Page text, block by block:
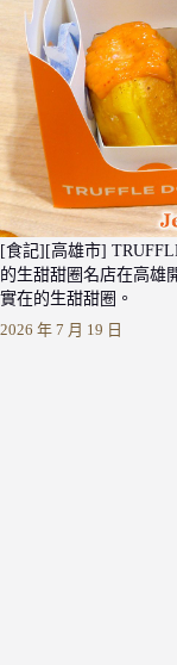
[食記][高雄市]
的生甜甜圈名店在高雄
實在的生甜甜圈。
2026 年 7 月 19 日